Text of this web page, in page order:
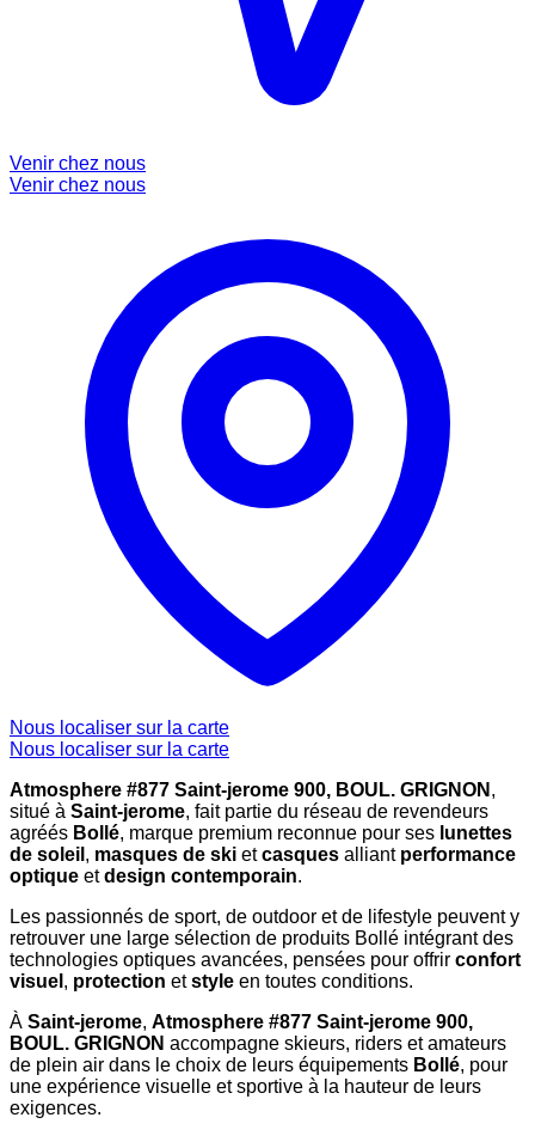
Venir chez nous
Venir chez nous
Nous localiser sur la carte
Nous localiser sur la carte
Atmosphere #877 Saint-jerome 900, BOUL. GRIGNON ,
situé à Saint-jerome, fait partie du réseau de revendeurs
agréés Bollé, marque premium reconnue pour ses lunettes
de soleil , masques de ski etcasques alliant performance
optique etdesign contemporain.
Les passionnés de sport, de outdoor et de lifestyle peuvent y
retrouver une large sélection de produits Bollé intégrant des
technologies optiques avancées, pensées pour offrir confort
visuel , protection etstyle en toutes conditions.
À Saint-jerome, Atmosphere #877 Saint-jerome 900,
BOUL. GRIGNON accompagne skieurs, riders et amateurs
de plein air dans le choix de leurs équipements Bollé, pour
une expérience visuelle et sportive à la hauteur de leurs
exigences.